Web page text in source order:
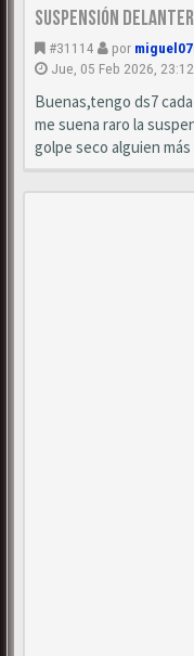
Suspensión
#31114 por
Jue, 05 Feb 2026, 23:12
Buenas,tengo ds7
me suena raro la
golpe seco alguien más